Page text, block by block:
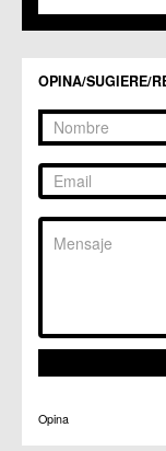
C.C. Zarandona
OPINA/SUGIERE/
Opina